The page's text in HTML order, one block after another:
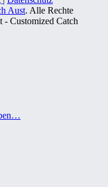
Aust. Alle Rechte
- Customized Catch